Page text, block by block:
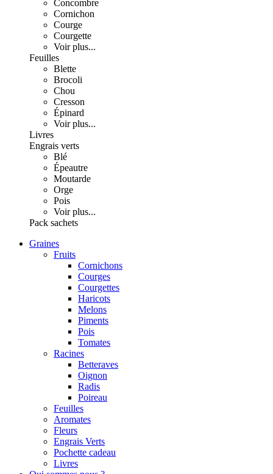
Concombre
Cornichon
Courge
Courgette
Voir plus...
Feuilles
Blette
Brocoli
Chou
Cresson
Épinard
Voir plus...
Livres
Engrais verts
Blé
Épeautre
Moutarde
Orge
Pois
Voir plus...
Pack sachets
Graines
Fruits
Cornichons
Courges
Courgettes
Haricots
Melons
Piments
Pois
Tomates
Racines
Betteraves
Oignon
Radis
Poireau
Feuilles
Aromates
Fleurs
Engrais Verts
Pochette cadeau
Livres